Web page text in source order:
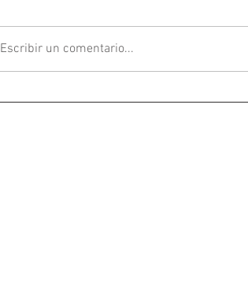
Escribir un comentario...